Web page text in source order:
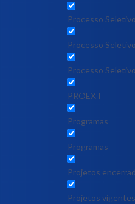
Processo
Processo
Processo
PROEXT
Programas
Programas
Projetos
Projetos vigentes